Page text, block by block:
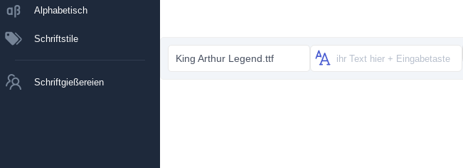
Alphabetisch
Schriftstile
Schriftgießereien
King Arthur Legend.ttf